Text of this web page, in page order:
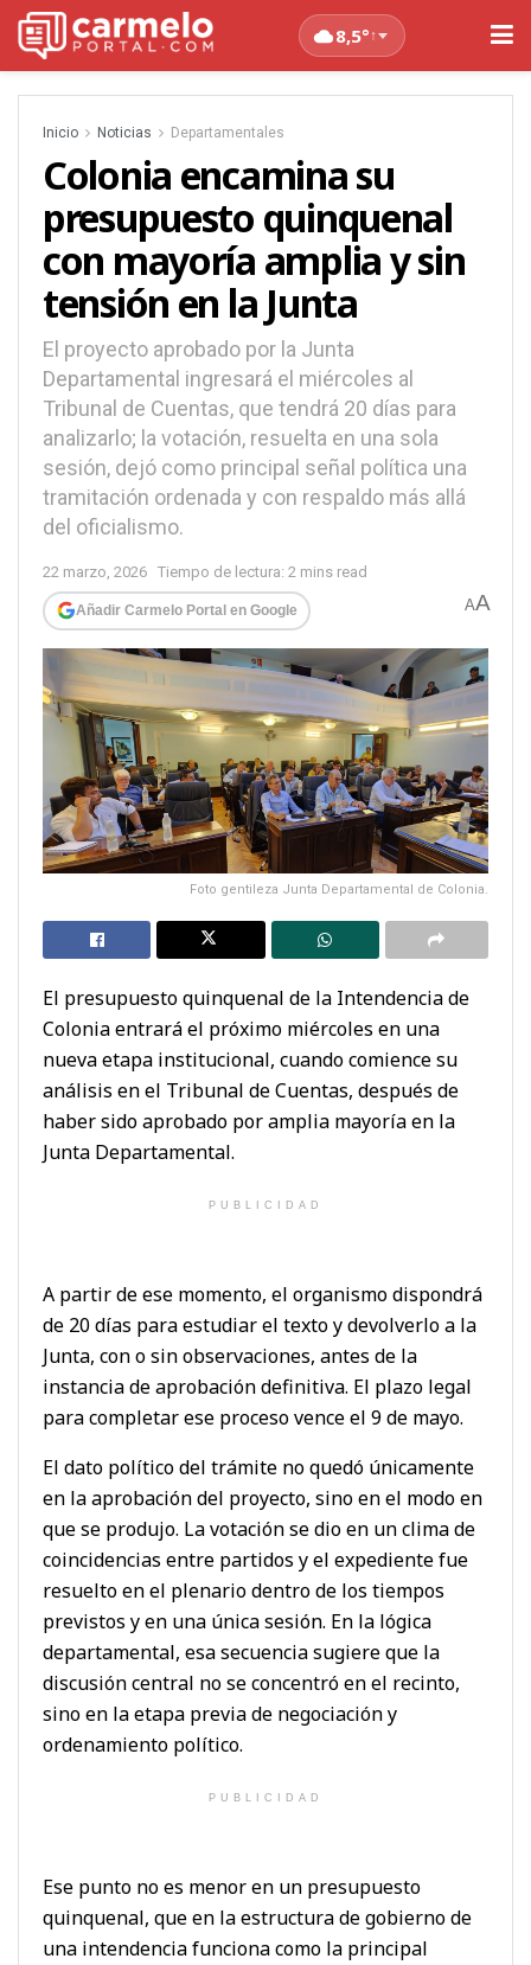
8,5°↑
Inicio Noticias Departamentales
Colonia encamina su
presupuesto quinquenal
con mayoría amplia y sin
tensión en la Junta
El proyecto aprobado por la Junta
Departamental ingresará el miércoles al
Tribunal de Cuentas, que tendrá 20 días para
analizarlo; la votación, resuelta en una sola
sesión, dejó como principal señal política una
tramitación ordenada y con respaldo más allá
del oficialismo.
22 marzo, 2026 Tiempo de lectura: 2 mins read
Añadir Carmelo Portal en Google AA
Foto gentileza Junta Departamental de Colonia.
El presupuesto quinquenal de la Intendencia de
Colonia entrará el próximo miércoles en una
nueva etapa institucional, cuando comience su
análisis en el Tribunal de Cuentas, después de
haber sido aprobado por amplia mayoría en la
Junta Departamental.
PUBLICIDAD
A partir de ese momento, el organismo dispondrá
de 20 días para estudiar el texto y devolverlo a la
Junta, con o sin observaciones, antes de la
instancia de aprobación definitiva. El plazo legal
para completar ese proceso vence el 9 de mayo.
El dato político del trámite no quedó únicamente
en la aprobación del proyecto, sino en el modo en
que se produjo. La votación se dio en un clima de
coincidencias entre partidos y el expediente fue
resuelto en el plenario dentro de los tiempos
previstos y en una única sesión. En la lógica
departamental, esa secuencia sugiere que la
discusión central no se concentró en el recinto,
sino en la etapa previa de negociación y
ordenamiento político.
PUBLICIDAD
Ese punto no es menor en un presupuesto
quinquenal, que en la estructura de gobierno de
una intendencia funciona como la principal